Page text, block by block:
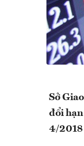
Sở
đổi hạn
4/2018